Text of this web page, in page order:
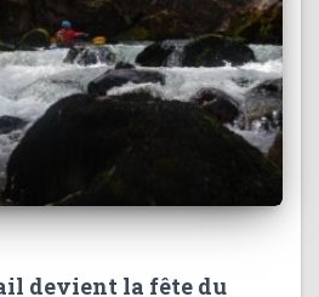
devient la fête du